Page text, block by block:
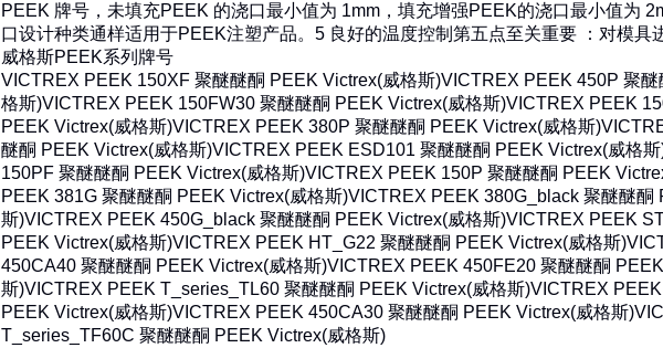
PEEK 牌号，未填充PEEK 的浇口最小值为 1mm，填充增强PEEK的浇口最小值为
口设计种类通样适用于PEEK注塑产品。 5 良好的温度控制 第五点至关重要 ：对模具
威格斯PEEK系列牌号
VICTREX PEEK 150XF 聚醚醚酮 PEEK Victrex(威格斯)VICTREX PEEK 450P 聚
格斯)VICTREX PEEK 150FW30 聚醚醚酮 PEEK Victrex(威格斯)VICTREX PEEK
PEEK Victrex(威格斯)VICTREX PEEK 380P 聚醚醚酮 PEEK Victrex(威格斯)
醚酮 PEEK Victrex(威格斯)VICTREX PEEK ESD101 聚醚醚酮 PEEK Victrex(威格
150PF 聚醚醚酮 PEEK Victrex(威格斯)VICTREX PEEK 150P 聚醚醚酮 PEEK
PEEK 381G 聚醚醚酮 PEEK Victrex(威格斯)VICTREX PEEK 380G_black 聚醚醚酮
斯)VICTREX PEEK 450G_black 聚醚醚酮 PEEK Victrex(威格斯)VICTREX PEEK
PEEK Victrex(威格斯)VICTREX PEEK HT_G22 聚醚醚酮 PEEK Victrex(威格斯)
450CA40 聚醚醚酮 PEEK Victrex(威格斯)VICTREX PEEK 450FE20 聚醚醚酮
斯)VICTREX PEEK T_series_TL60 聚醚醚酮 PEEK Victrex(威格斯)VICTREX
PEEK Victrex(威格斯)VICTREX PEEK 450CA30 聚醚醚酮 PEEK Victrex(威格斯)
T_series_TF60C 聚醚醚酮 PEEK Victrex(威格斯)